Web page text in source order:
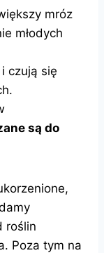
mróz
młodych
czują się
są do
roślin
Poza tym na